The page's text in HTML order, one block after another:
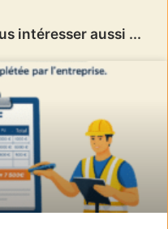
intéresser aussi ...